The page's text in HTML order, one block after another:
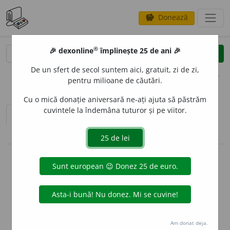
savings Donează
clear
opțiuni
sinteza definițiilor (1)
definiții (16)
info
info
Aceste definiții sunt compilate de
echipa dexonline. Definițiile
originale se află pe filadefiniții.
Puteți reordona filele pe pagina de
🎉 dexonline® împlinește 25 de ani 🎉
De un sfert de secol suntem aici, gratuit, zi de zi,
pentru milioane de căutări.
Cu o mică donație aniversară ne-ați ajuta să păstrăm
cuvintele la îndemâna tuturor și pe viitor.
Am donat deja.